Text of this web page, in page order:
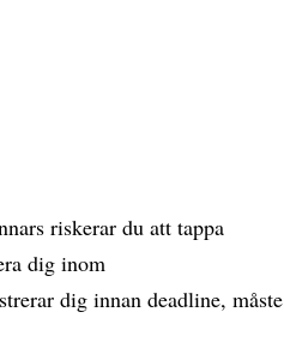
riskerar du att tappa
dig inom
dig innan deadline, måste